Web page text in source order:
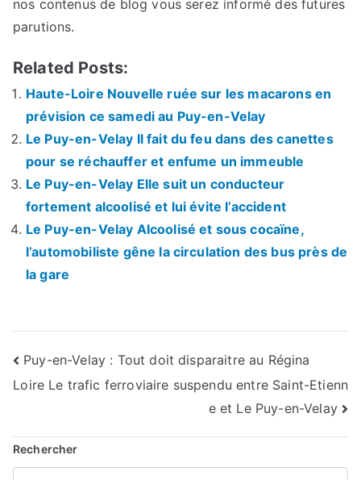
nos contenus de blog vous serez informé des futures
parutions.
Related Posts:
Haute-Loire Nouvelle ruée sur les macarons en
prévision ce samedi au Puy-en-Velay
Le Puy-en-Velay Il fait du feu dans des canettes
pour se réchauffer et enfume un immeuble
Le Puy-en-Velay Elle suit un conducteur
fortement alcoolisé et lui évite l’accident
Le Puy-en-Velay Alcoolisé et sous cocaïne,
l’automobiliste gêne la circulation des bus près de
la gare
Navigation
de
l’article
Puy-en-Velay : Tout doit disparaitre au Régina
Loire Le trafic ferroviaire suspendu entre Saint-Etienn
e et Le Puy-en-Velay
Rechercher